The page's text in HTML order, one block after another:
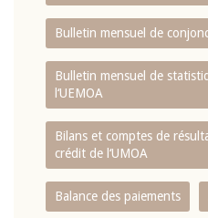
Bulletin mensuel de
Bulletin mensuel de
l‘UEMOA
Bilans et comptes de
crédit de l‘UMOA
Balance des paiements